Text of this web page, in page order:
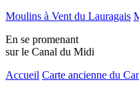
Moulins à Vent du Lauragais
En se promenant
sur le Canal du Midi
Accueil Carte ancienne du